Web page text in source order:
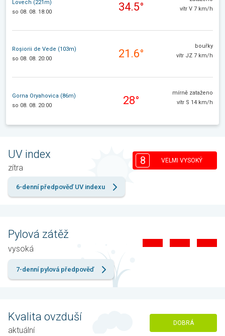
Lovech (221m)
so 08. 08. 18:00
34.5°
vítr V 7 km/h
Roșiorii de Vede (103m)
so 08. 08. 20:00
21.6°
bouřky
vítr JZ 7 km/h
Gorna Oryahovica (86m)
so 08. 08. 20:00
28°
mírně zataženo
vítr S 14 km/h
UV index
zítra
8 VELMI VYSOKÝ
6-denní předpověď UV indexu
Pylová zátěž
vysoká
7-denní pylová předpověď
Kvalita ovzduší
aktuální
DOBRÁ